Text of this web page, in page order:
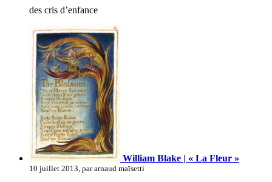
des cris d’enfance
William Blake | « La Fleur »
10 juillet 2013, par arnaud maïsetti